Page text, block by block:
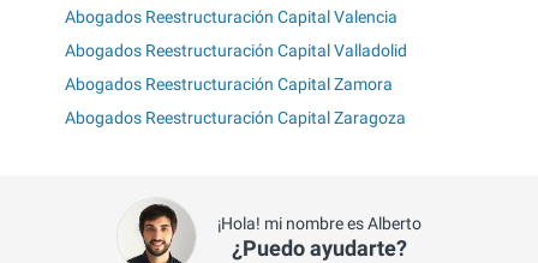
Abogados Reestructuración Capital Valencia
Abogados Reestructuración Capital Valladolid
Abogados Reestructuración Capital Zamora
Abogados Reestructuración Capital Zaragoza
¡Hola! mi nombre es Alberto
¿Puedo ayudarte?